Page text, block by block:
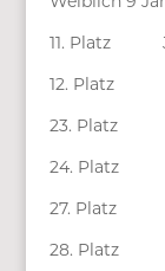
11. Platz
12. Platz
23. Platz
24. Platz
27. Platz
28. Platz